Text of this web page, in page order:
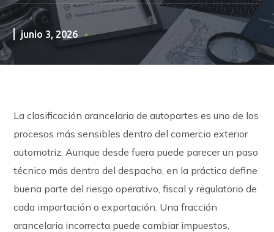
junio 3, 2026
La clasificación arancelaria de autopartes es uno de los
procesos más sensibles dentro del comercio exterior
automotriz. Aunque desde fuera puede parecer un paso
técnico más dentro del despacho, en la práctica define
buena parte del riesgo operativo, fiscal y regulatorio de
cada importación o exportación. Una fracción
arancelaria incorrecta puede cambiar impuestos,